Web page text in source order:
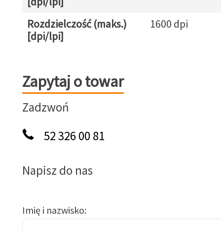
Rozdzielczość (maks.)
[dpi/lpi]
1600 dpi
Zapytaj o towar
Zapytaj o towar
Zadzwoń
52 326 00 81
Napisz do nas
Imię i nazwisko